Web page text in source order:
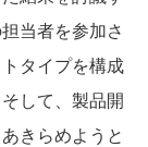
当者を参加さ
タイプを構成
して、製品開
きらめようと